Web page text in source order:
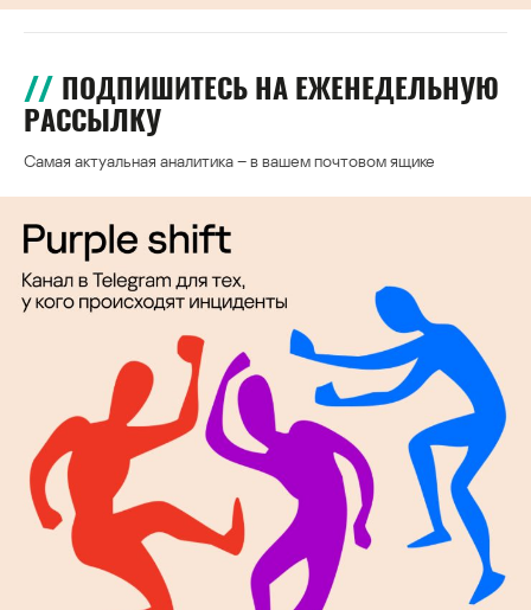
ПОДПИШИТЕСЬ НА ЕЖЕНЕДЕЛЬНУЮ
РАССЫЛКУ
Самая актуальная аналитика – в вашем почтовом ящике